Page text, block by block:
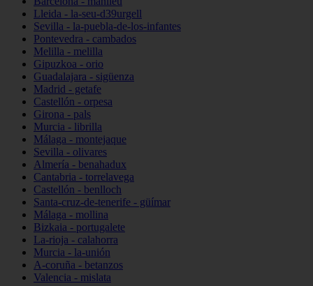
Lleida - la-seu-d39urgell
Sevilla - la-puebla-de-los-infantes
Pontevedra - cambados
Melilla - melilla
Gipuzkoa - orio
Guadalajara - sigüenza
Madrid - getafe
Castellón - orpesa
Girona - pals
Murcia - librilla
Málaga - montejaque
Sevilla - olivares
Almería - benahadux
Cantabria - torrelavega
Castellón - benlloch
Santa-cruz-de-tenerife - güímar
Málaga - mollina
Bizkaia - portugalete
La-rioja - calahorra
Murcia - la-unión
A-coruña - betanzos
Valencia - mislata